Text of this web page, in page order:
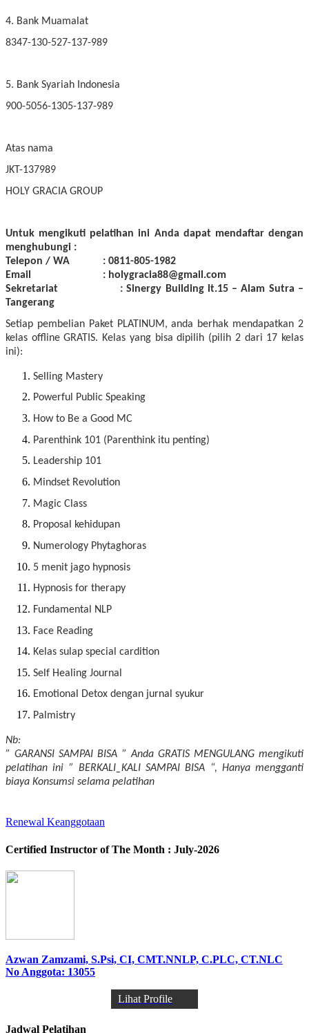
4. Bank Muamalat
8347-130-527-137-989
5. Bank Syariah Indonesia
900-5056-1305-137-989
Atas nama
JKT-137989
HOLY GRACIA GROUP
Untuk mengikuti pelatihan ini Anda dapat mendaftar dengan
menghubungi :
Telepon / WA : 0811-805-1982
Email : holygracia88@gmail.com
Sekretariat : Sinergy Building lt.15 – Alam Sutra –
Tangerang
Setiap pembelian Paket PLATINUM, anda berhak mendapatkan 2
kelas offline GRATIS. Kelas yang bisa dipilih (pilih 2 dari 17 kelas
ini):
Selling Mastery
Powerful Public Speaking
How to Be a Good MC
Parenthink 101 (Parenthink itu penting)
Leadership 101
Mindset Revolution
Magic Class
Proposal kehidupan
Numerology Phytaghoras
5 menit jago hypnosis
Hypnosis for therapy
Fundamental NLP
Face Reading
Kelas sulap special cardition
Self Healing Journal
Emotional Detox dengan jurnal syukur
Palmistry
Nb:
” GARANSI SAMPAI BISA ” Anda GRATIS MENGULANG mengikuti
pelatihan ini ” BERKALI_KALI SAMPAI BISA “, Hanya mengganti
biaya Konsumsi selama pelatihan
Renewal Keanggotaan
Certified Instructor of The Month : July-2026
Azwan Zamzami, S.Psi, CI, CMT.NNLP, C.PLC, CT.NLC
No Anggota: 13055
Lihat Profile
Jadwal Pelatihan